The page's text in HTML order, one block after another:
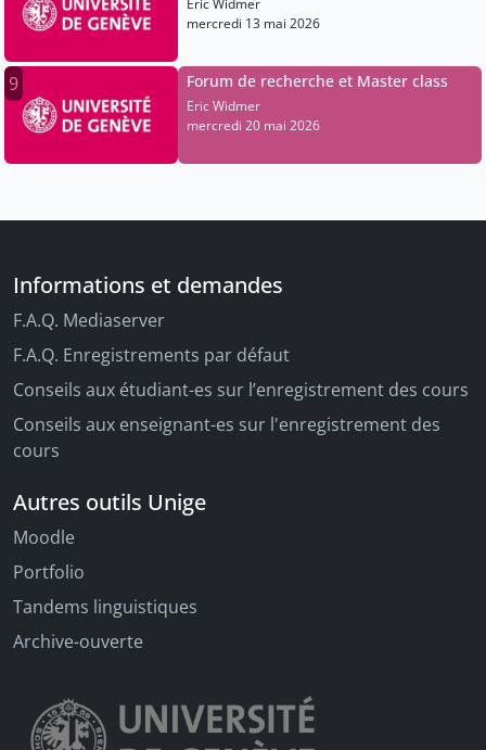
Eric Widmer
mercredi 13 mai 2026
9 Forum de recherche et Master class
Eric Widmer
mercredi 20 mai 2026
Informations et demandes
F.A.Q. Mediaserver
F.A.Q. Enregistrements par défaut
Conseils aux étudiant-es sur l’enregistrement des cours
Conseils aux enseignant-es sur l'enregistrement des
cours
Autres outils Unige
Moodle
Portfolio
Tandems linguistiques
Archive-ouverte